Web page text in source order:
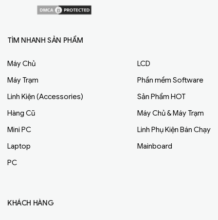
TÌM NHANH SẢN PHẨM
Máy Chủ
Máy Trạm
Linh Kiện (Accessories)
Hàng Cũ
Mini PC
Laptop
PC
LCD
Phần mềm Software
Sản Phẩm HOT
Máy Chủ & Máy Trạm
Linh Phụ Kiện Bán Chạy
Mainboard
KHÁCH HÀNG